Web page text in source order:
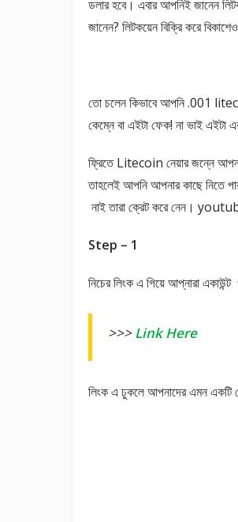
ডলার হবে। এবার আপনিই জানেন
জানেন? লিটকয়েন বিক্রি করে
তো চলেন কিভাবে আপনি .001
কেম্নে বা এইটা ফেক! না ভাই এইটা
ফ্রিতে Litecoin নেয়ার জন্নে
তাহলেই আপনি আপনার কাছে
নাই তারা ক্রেট করে নেন।
Step – 1
নিচের লিংক এ গিয়ে আপ্নারা
>>>Link Here
লিংক এ ঢুকলে আপনাদের এমন একটি